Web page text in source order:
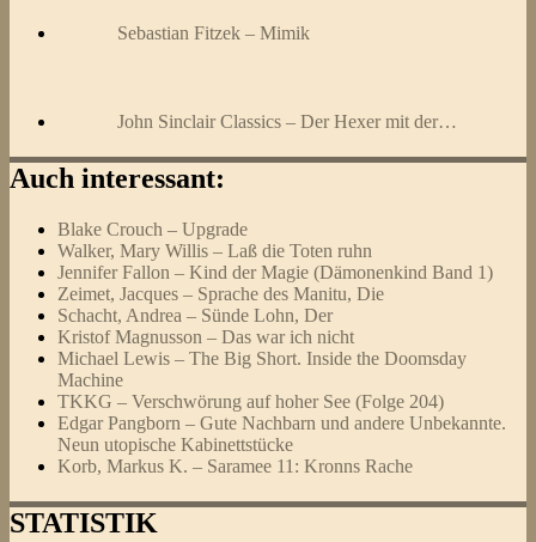
Sebastian Fitzek – Mimik
John Sinclair Classics – Der Hexer mit der…
Auch interessant:
Blake Crouch – Upgrade
Walker, Mary Willis – Laß die Toten ruhn
Jennifer Fallon – Kind der Magie (Dämonenkind Band 1)
Zeimet, Jacques – Sprache des Manitu, Die
Schacht, Andrea – Sünde Lohn, Der
Kristof Magnusson – Das war ich nicht
Michael Lewis – The Big Short. Inside the Doomsday
Machine
TKKG – Verschwörung auf hoher See (Folge 204)
Edgar Pangborn – Gute Nachbarn und andere Unbekannte.
Neun utopische Kabinettstücke
Korb, Markus K. – Saramee 11: Kronns Rache
STATISTIK